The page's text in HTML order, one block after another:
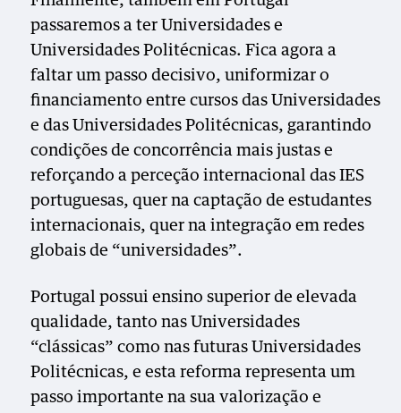
passaremos a ter Universidades e
Universidades Politécnicas. Fica agora a
faltar um passo decisivo, uniformizar o
financiamento entre cursos das Universidades
e das Universidades Politécnicas, garantindo
condições de concorrência mais justas e
reforçando a perceção internacional das IES
portuguesas, quer na captação de estudantes
internacionais, quer na integração em redes
globais de “universidades”.
Portugal possui ensino superior de elevada
qualidade, tanto nas Universidades
“clássicas” como nas futuras Universidades
Politécnicas, e esta reforma representa um
passo importante na sua valorização e